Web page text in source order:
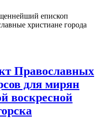
епископ
христиане города
Православных
для мирян
воскресной